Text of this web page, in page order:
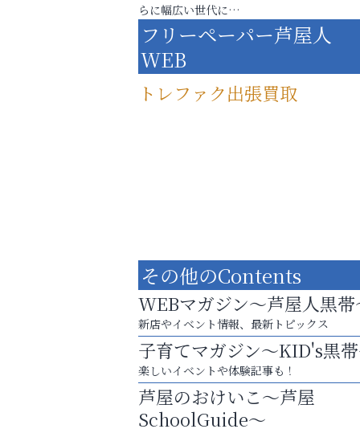
らに幅広い世代に…
フリーペーパー芦屋人
WEB
トレファク出張買取
査定のプロが心を込めて出張査定
ご不要品の売却はトレファク出張買取へ
Y-SPIRAL（ワイスパイラル
その他のContents
WEBマガジン～芦屋人黒帯
新店やイベント情報、最新トピックス
子育てマガジン～KID's黒
楽しいイベントや体験記事も！
芦屋のおけいこ～芦屋
SchoolGuide～